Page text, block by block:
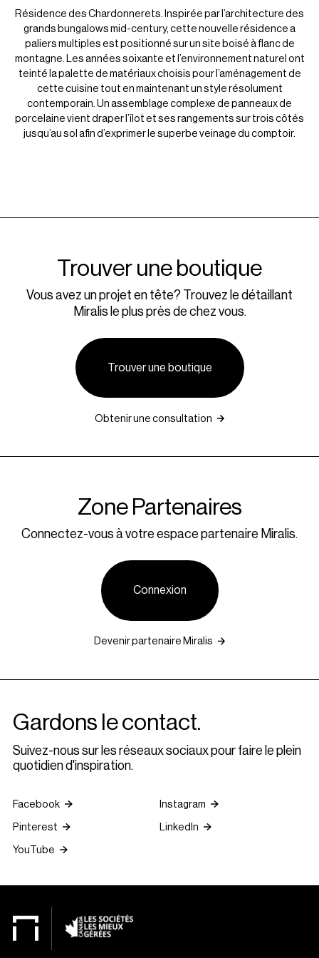
Résidence des Chardonnerets. Inspirée par l’architecture des
grands bungalows mid-century, cette nouvelle résidence a
paliers multiples est positionné sur un site boisé à flanc de
montagne. Les années soixante et l’environnement naturel ont
teinté la palette de matériaux choisis pour l’aménagement de
cette cuisine tout en maintenant un style résolument
contemporain. Un assemblage complexe de panneaux de
porcelaine vient draper l’îlot et ses rangements sur trois côtés
jusqu’au sol afin d’exprimer le superbe veinage du comptoir.
Trouver une boutique
Vous avez un projet en tête? Trouvez le détaillant
Miralis le plus près de chez vous.
Trouver une boutique
Obtenir une consultation
Zone Partenaires
Connectez-vous à votre espace partenaire Miralis.
Connexion
Devenir partenaire Miralis
Gardons le contact.
Suivez-nous sur les réseaux sociaux pour faire le plein
quotidien d'inspiration.
Facebook
Instagram
Pinterest
LinkedIn
YouTube